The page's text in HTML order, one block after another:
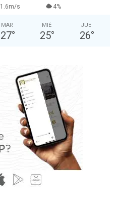
1.6m/s 4%
MAR
27°
MIÉ
25°
JUE
26°